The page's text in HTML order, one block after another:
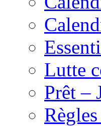
Lutte
Prêt –